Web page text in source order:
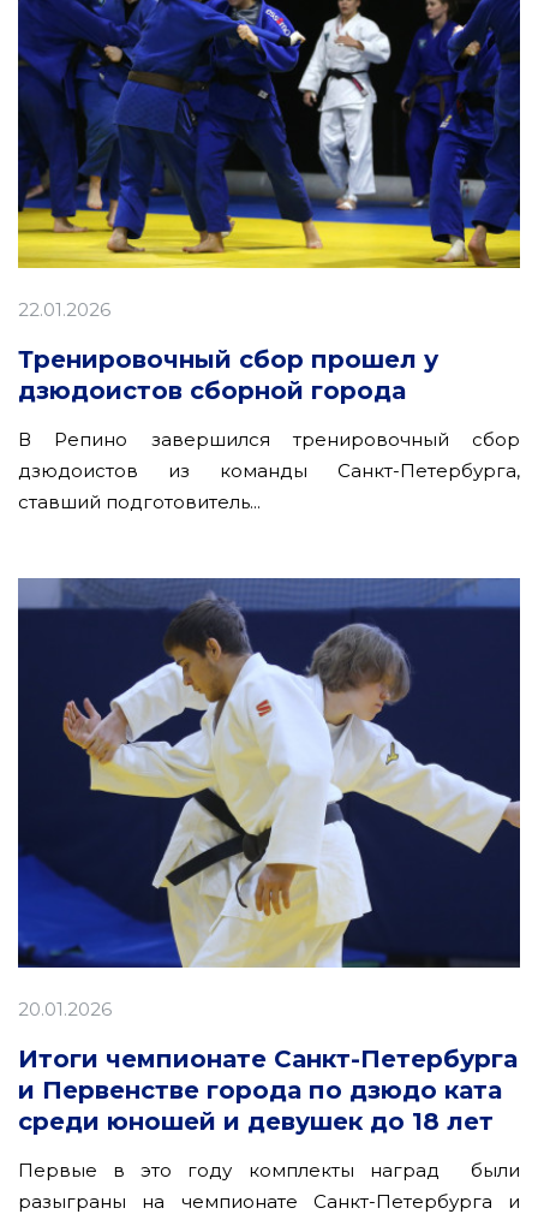
22.01.2026
Тренировочный сбор прошел у
дзюдоистов сборной города
В Репино завершился тренировочный сбор
дзюдоистов из команды Санкт-Петербурга,
ставший подготовитель...
20.01.2026
Итоги чемпионате Санкт-Петербурга
и Первенстве города по дзюдо ката
среди юношей и девушек до 18 лет
Первые в это году комплекты наград были
разыграны на чемпионате Санкт-Петербурга и